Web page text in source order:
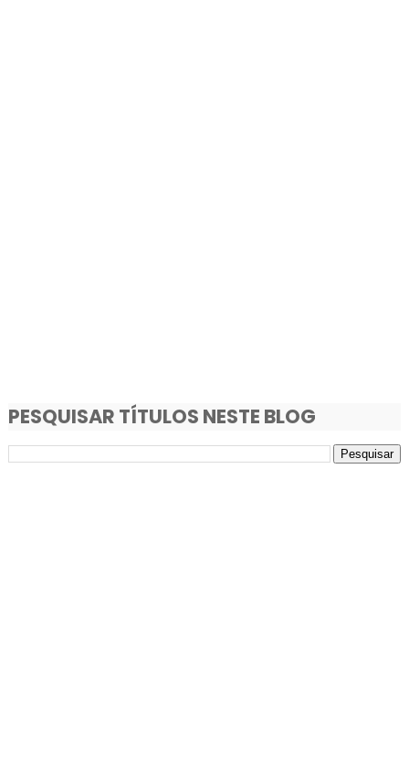
PESQUISAR TÍTULOS NESTE BLOG